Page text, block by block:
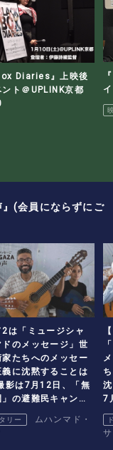
Diaries』上映後
ント＠UPLINK京都
(会員にならずにご
は「ミュージシャ
のメッセージ」世
たちへのメッセー
に沈黙することは
影は7月12日、「無
の避難民キャンプ
ュージシャン、 ア
=アムシャが子ども
教える様子を捉え
リー
ムハンマド・
7